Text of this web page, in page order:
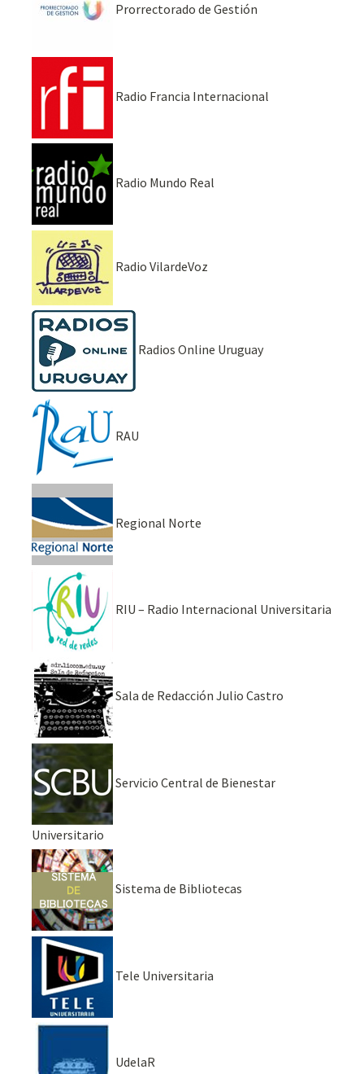
Prorrectorado de Gestión
Radio Francia Internacional
Radio Mundo Real
Radio VilardeVoz
Radios Online Uruguay
RAU
Regional Norte
RIU – Radio Internacional Universitaria
Sala de Redacción Julio Castro
Servicio Central de Bienestar
Universitario
Sistema de Bibliotecas
Tele Universitaria
UdelaR